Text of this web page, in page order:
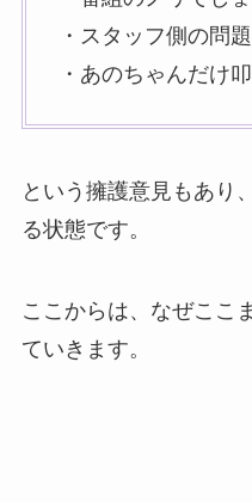
・スタッフ側の問
・あのちゃんだけ
という擁護意見もあり
る状態です。
ここからは、なぜここ
ていきます。